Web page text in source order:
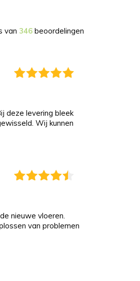
van 346 beoordelingen
deze levering bleek
Wij kunnen
nieuwe vloeren.
van problemen